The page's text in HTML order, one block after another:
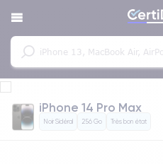
iPhone 14 Pro Max
Noir Sidéral 256 Go Très bon état